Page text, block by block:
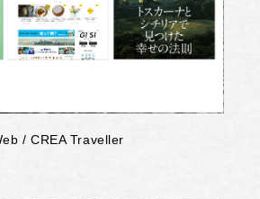
/ CREA Traveller